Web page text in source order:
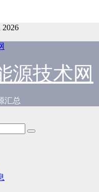
2026
源技术网
汇总